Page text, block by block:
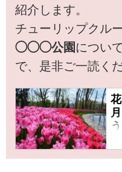
紹介します。
チューリップクル
◯◯◯公園 につい
で、是非ご一読く